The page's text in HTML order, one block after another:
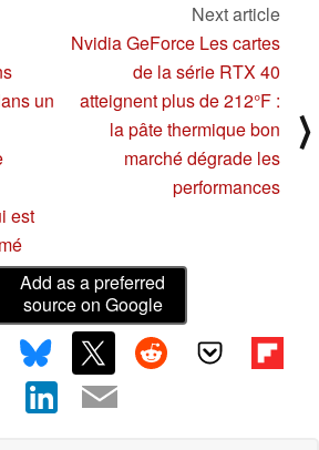
un
est
Next article
Nvidia GeForce Les cartes
de la série RTX 40
atteignent plus de 212°F :
la pâte thermique bon
marché dégrade les
performances
⟩
Add as a preferred
source on Google